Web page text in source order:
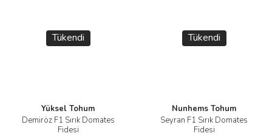
Tükendi
Yüksel Tohum
Demiröz F1 Sırık Domates
Fidesi
Tükendi
Nunhems Tohum
Seyran F1 Sırık Domates
Fidesi